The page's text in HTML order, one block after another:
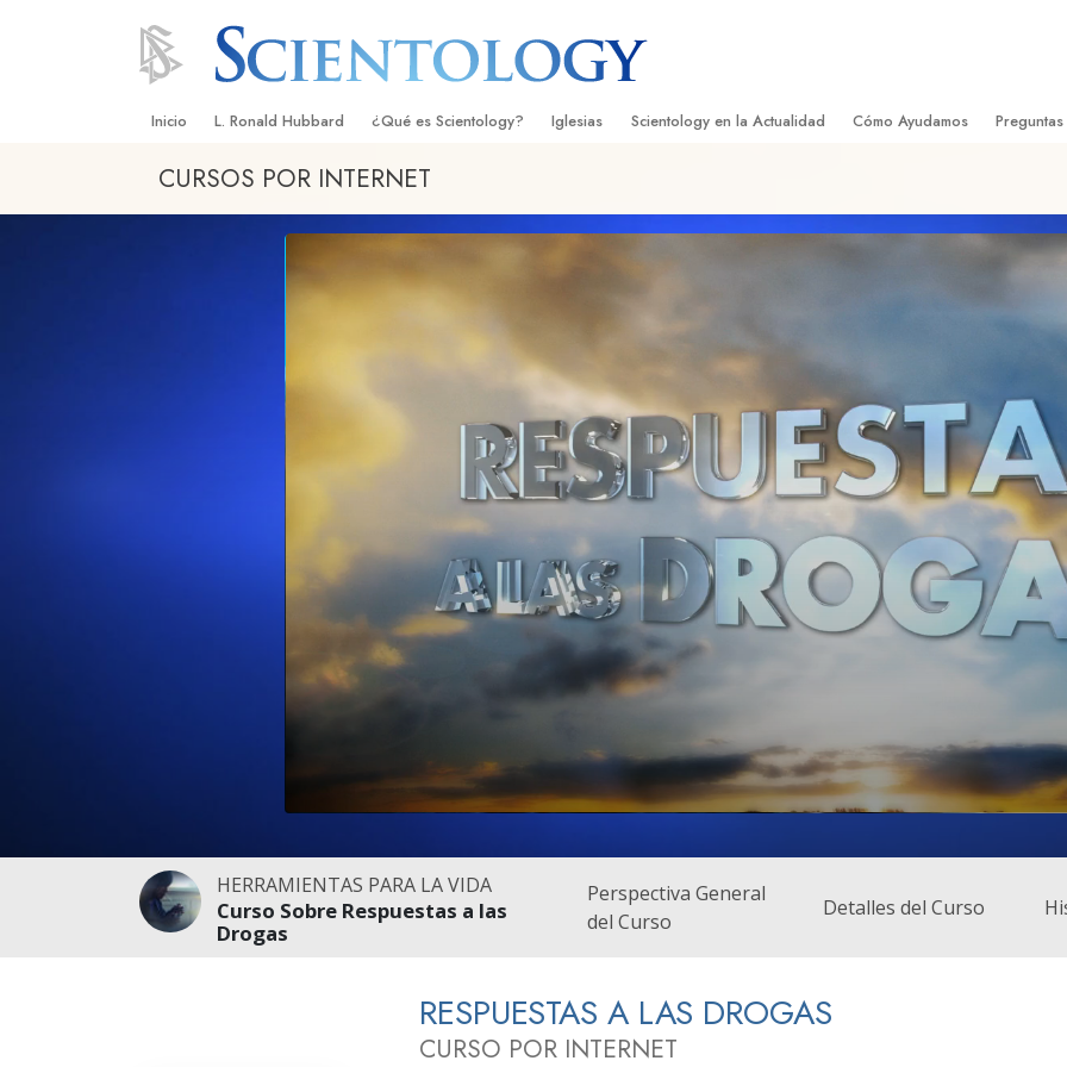
Inicio L. Ronald Hubbard ¿Qué es Scientology?
Creencias y Prácticas
Credos y Códigos de Scientology
Qué dicen los Scientologists acerca de
Scientology
Dentro de una Iglesia
Los Principios Básicos de Scientology
Una Introducción a Dianética
Amor y Odio: ¿Qué es Grandeza?
Iglesias
Iglesias Ideales de Scientology
Base en Tierra de Flag
Freewinds
Llevando Scientology al Mundo
Scientology en la Actualidad
Eventos de Scientology
Cómo Ayudamos
Applied Scholastics
Unidos por los Derechos
Comisión de Ciudadanos por
Derechos Humanos
Ministros Voluntarios de
Dentro
CURSOS POR INTERNET
HERRAMIENTAS PARA LA VIDA
Curso Sobre Respuestas a las
Drogas
Perspectiva General
del Curso
Detalles del Curso
RESPUESTAS A LAS DROGAS
CURSO POR INTERNET